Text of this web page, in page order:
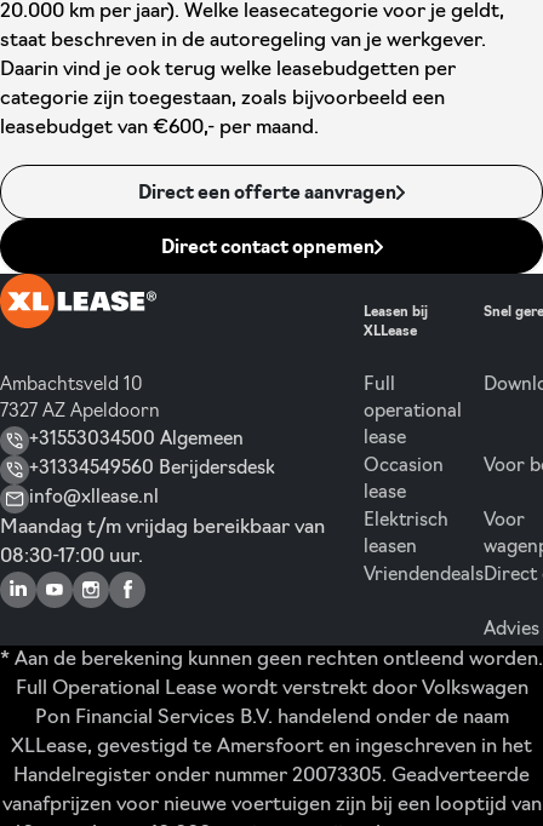
20.000 km per jaar). Welke leasecategorie voor je geldt,
staat beschreven in de autoregeling van je werkgever.
Daarin vind je ook terug welke leasebudgetten per
categorie zijn toegestaan, zoals bijvoorbeeld een
leasebudget van €600,- per maand.
Direct een offerte aanvragen
Direct contact opnemen
Ambachtsveld 10
7327 AZ Apeldoorn
+31553034500 Algemeen
+31334549560 Berijdersdesk
info@xllease.nl
Maandag t/m vrijdag bereikbaar van
08:30-17:00 uur.
Leasen bij
XLLease
Full
operational
lease
Occasion
lease
Elektrisch
leasen
Vriendendeals
Snel
Voor
Voor
Direct
* Aan de berekening kunnen geen rechten ontleend worden.
Full Operational Lease wordt verstrekt door Volkswagen
Pon Financial Services B.V. handelend onder de naam
XLLease, gevestigd te Amersfoort en ingeschreven in het
Handelregister onder nummer 20073305. Geadverteerde
vanafprijzen voor nieuwe voertuigen zijn bij een looptijd van